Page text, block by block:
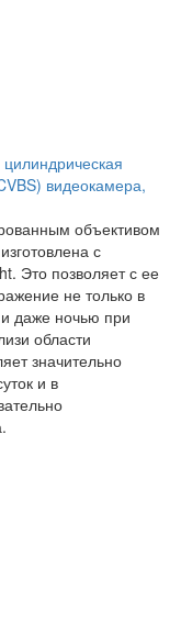
видеокамера,
объективом
с
Это позволяет с ее
не только в
даже ночью при
области
значительно
и в